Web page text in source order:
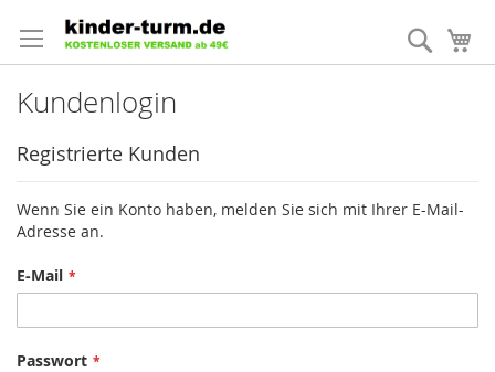
zum
Inhalt
Suche
Kundenlogin
Registrierte Kunden
Wenn Sie ein Konto haben, melden Sie sich mit Ihrer E-Mail-
Adresse an.
E-Mail
Passwort